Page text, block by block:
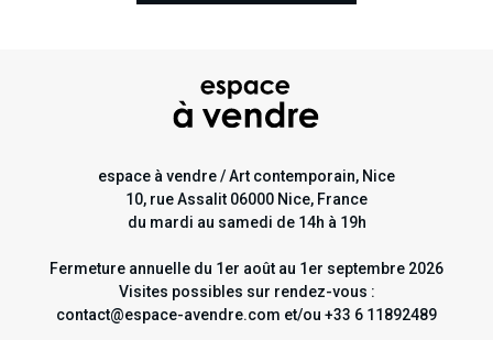
espace à vendre / Art contemporain, Nice
10, rue Assalit 06000 Nice, France
du mardi au samedi de 14h à 19h
Fermeture annuelle du 1er août au 1er septembre 2026
Visites possibles sur rendez-vous :
contact@espace-avendre.com et/ou +33 6 11892489